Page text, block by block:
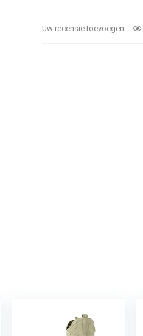
Uw recensie toevoegen